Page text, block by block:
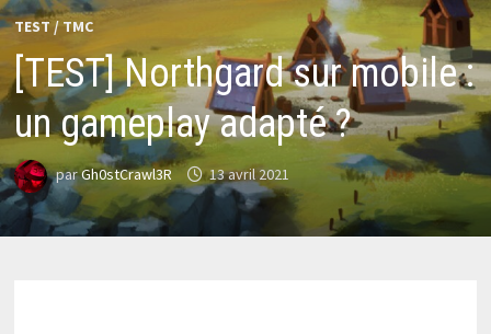
TEST / TMC
[TEST] Northgard sur mobile :
un gameplay adapté ?
parGh0stCrawl3R 13 avril 2021